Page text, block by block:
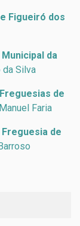
Figueiró dos
da
da Silva
de
Faria
de